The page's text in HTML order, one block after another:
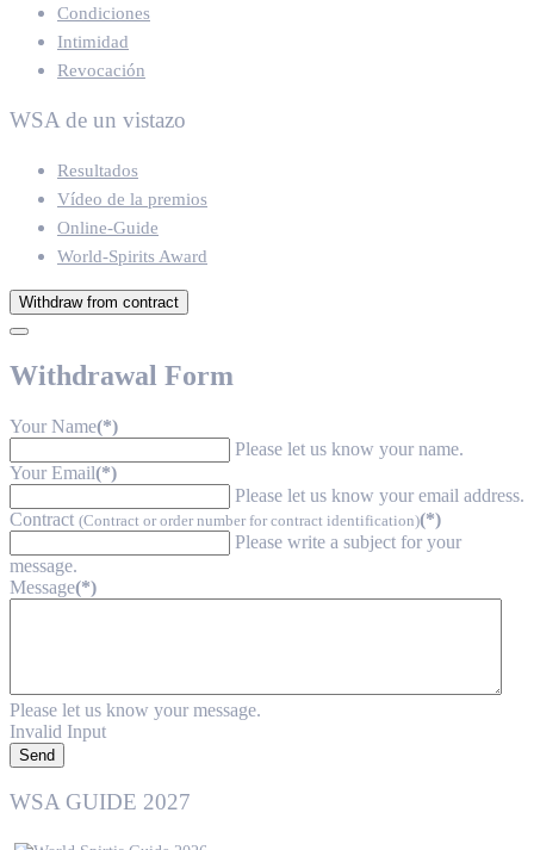
Condiciones
Intimidad
Revocación
WSA de un vistazo
Resultados
Vídeo de la premios
Online-Guide
World-Spirits Award
Withdraw from contract
Withdrawal Form
Your Name(*)
Please let us know your name.
Your Email(*)
Please let us know your email address.
Contract (Contract or order number for contract identification)(*)
Please write a subject for your
message.
Message(*)
Please let us know your message.
Invalid Input
Send
WSA GUIDE 2027